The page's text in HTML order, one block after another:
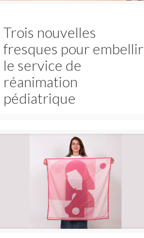
Trois nouvelles
fresques pour embellir
le service de
réanimation
pédiatrique